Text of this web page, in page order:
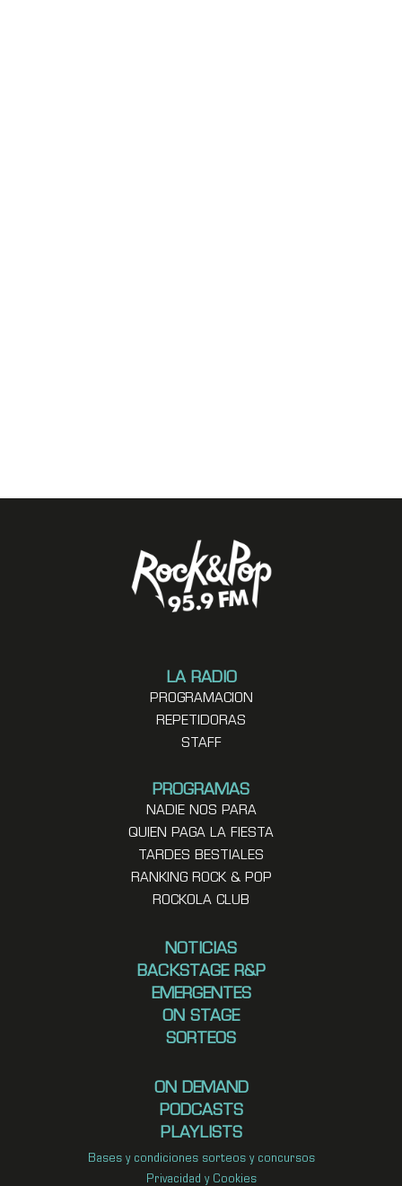
LA RADIO
PROGRAMACION
REPETIDORAS
STAFF
PROGRAMAS
NADIE NOS PARA
QUIEN PAGA LA FIESTA
TARDES BESTIALES
RANKING ROCK & POP
ROCKOLA CLUB
NOTICIAS
BACKSTAGE R&P
EMERGENTES
ON STAGE
SORTEOS
ON DEMAND
PODCASTS
PLAYLISTS
Bases y condiciones sorteos y concursos
Privacidad y Cookies